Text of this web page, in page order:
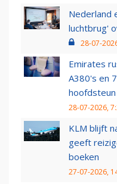
Nederland
luchtbrug'
28-07-
Emirates
A380's en
hoofdsteun
28-07-2026,
KLM blijft
geeft
boeken
27-07-2026,